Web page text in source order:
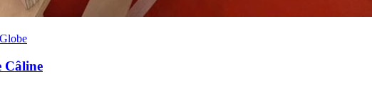
Câline